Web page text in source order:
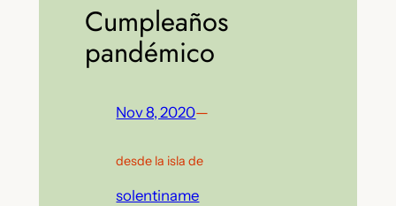
Cumpleaños
pandémico
Nov 8, 2020—
desde la isla de
solentiname